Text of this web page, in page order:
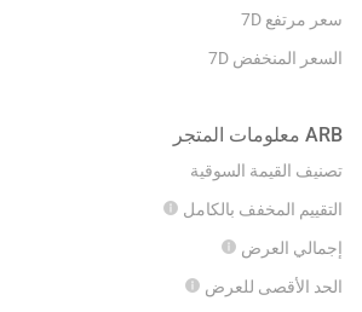
سعر مرتفع 7D
السعر المنخفض 7D
ARB معلومات المتجر
تصنيف القيمة السوقية
التقييم المخفف بالكامل
إجمالي العرض
الحد الأقصى للعرض